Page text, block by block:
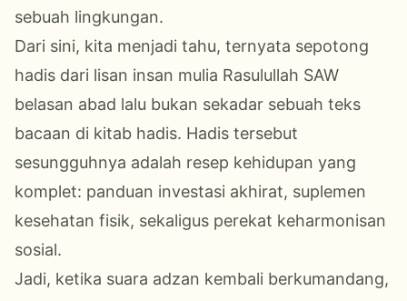
sebuah lingkungan.
Dari sini, kita menjadi tahu, ternyata sepotong
hadis dari lisan insan mulia Rasulullah SAW
belasan abad lalu bukan sekadar sebuah teks
bacaan di kitab hadis. Hadis tersebut
sesungguhnya adalah resep kehidupan yang
komplet: panduan investasi akhirat, suplemen
kesehatan fisik, sekaligus perekat keharmonisan
sosial.
Jadi, ketika suara adzan kembali berkumandang,